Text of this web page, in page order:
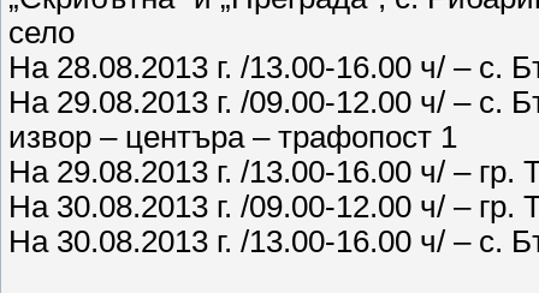
село
На 28.08.2013 г. /13.00-16.00 ч/ – с.
На 29.08.2013 г. /09.00-12.00 ч/ – с.
извор – центъра – трафопост 1
На 29.08.2013 г. /13.00-16.00 ч/ – гр.
На 30.08.2013 г. /09.00-12.00 ч/ – гр.
На 30.08.2013 г. /13.00-16.00 ч/ – с.